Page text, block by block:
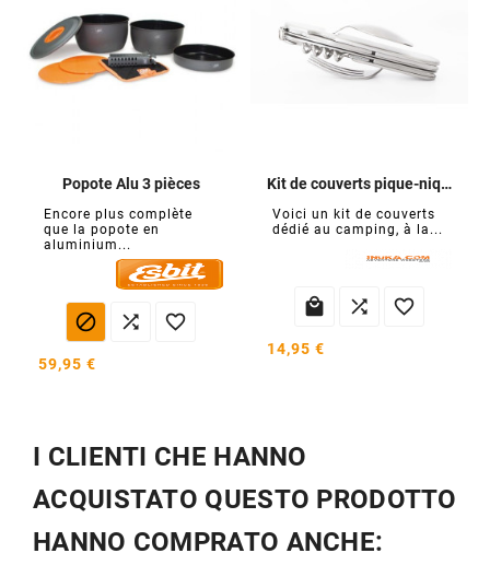
Popote Alu 3 pièces
Encore plus complète
que la popote en
aluminium...
  
59,95 €
Kit de couverts pique-nique
Voici un kit de couverts
dédié au camping, à la...
  
14,95 €
I CLIENTI CHE HANNO
ACQUISTATO QUESTO PRODOTTO
HANNO COMPRATO ANCHE: